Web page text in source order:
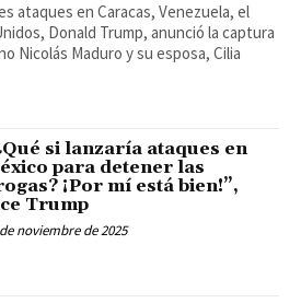
ataques en Caracas, Venezuela, el
Donald Trump, anunció la captura
Nicolás Maduro y su esposa, Cilia
si lanzaría ataques en
para detener las
¡Por mí está bien!”,
Trump
noviembre de 2025